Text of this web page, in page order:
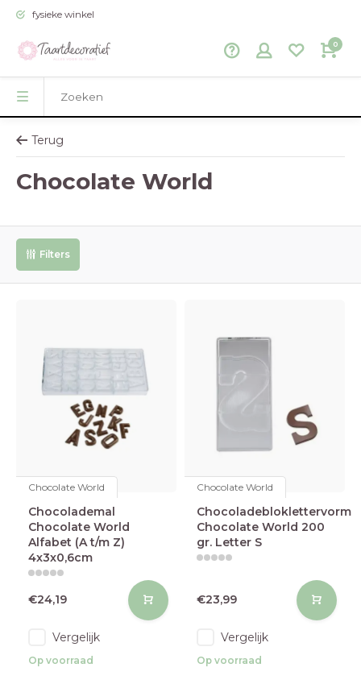
fysieke winkel
0
Terug
Chocolate World
Filters
Chocolate World
Chocolademal
Chocolate World
Alfabet (A t/m Z)
4x3x0,6cm
€24,19
Vergelijk
Op voorraad
Chocolate World
Chocoladebloklettervorm
Chocolate World 200
gr. Letter S
€23,99
Vergelijk
Op voorraad